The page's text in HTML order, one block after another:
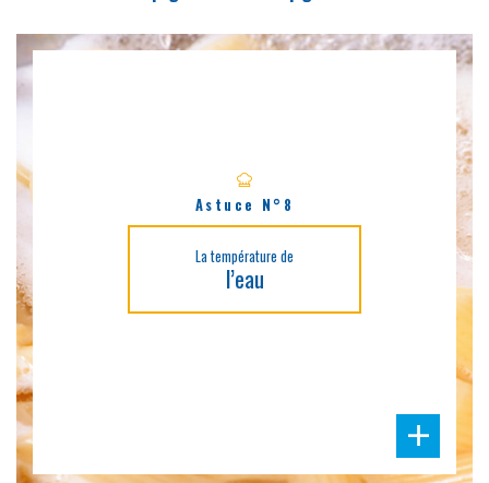
Astuce N°8
La température de
l’eau